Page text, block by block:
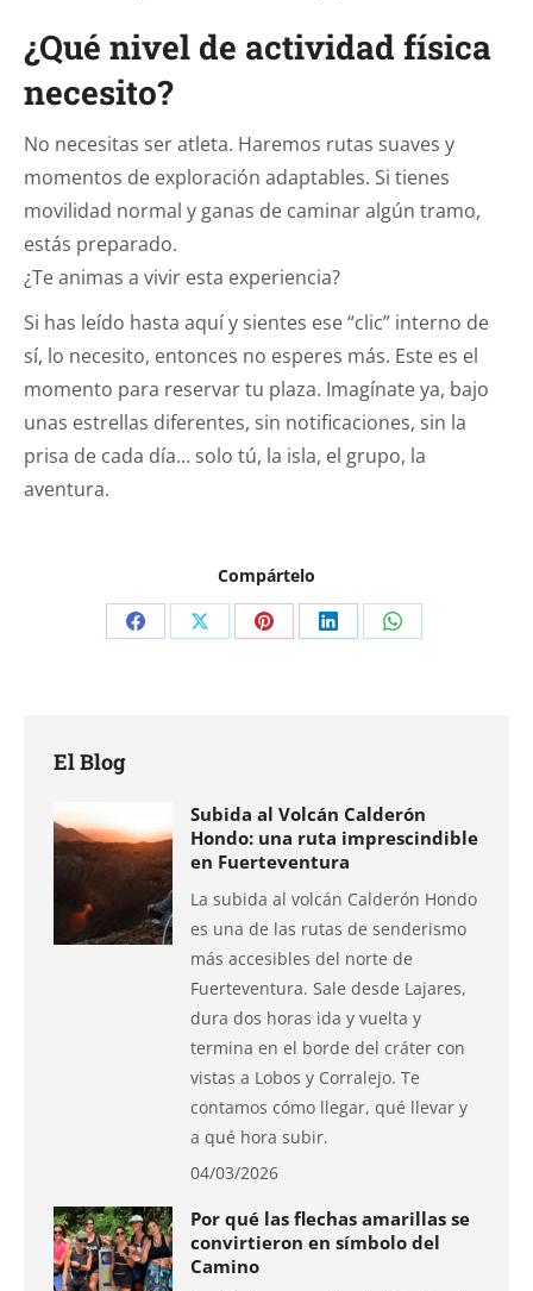
¿Qué nivel de actividad física
necesito?
No necesitas ser atleta. Haremos rutas suaves y
momentos de exploración adaptables. Si tienes
movilidad normal y ganas de caminar algún tramo,
estás preparado.
¿Te animas a vivir esta experiencia?
Si has leído hasta aquí y sientes ese “clic” interno de
sí, lo necesito, entonces no esperes más. Este es el
momento para reservar tu plaza. Imagínate ya, bajo
unas estrellas diferentes, sin notificaciones, sin la
prisa de cada día… solo tú, la isla, el grupo, la
aventura.
Compártelo
CompartirCompartirCompartirCompartirCompartir
El Blog
Subida al Volcán Calderón
Hondo: una ruta imprescindible
en Fuerteventura
La subida al volcán Calderón Hondo
es una de las rutas de senderismo
más accesibles del norte de
Fuerteventura. Sale desde Lajares,
dura dos horas ida y vuelta y
termina en el borde del cráter con
vistas a Lobos y Corralejo. Te
contamos cómo llegar, qué llevar y
a qué hora subir.
04/03/2026
Por qué las flechas amarillas se
convirtieron en símbolo del
Camino